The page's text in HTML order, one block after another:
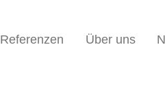
Referenzen Über uns